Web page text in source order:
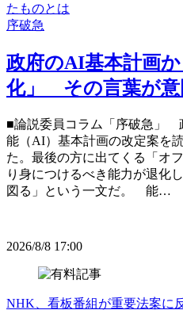
たものとは
序破急
政府のAI基本計画
化」 その言葉が意
■論説委員コラム「序破急」
能（AI）基本計画の改定案を
た。最後の方に出てくる「オ
り身につけるべき能力が退化
図る」という一文だ。 能…
2026/8/8 17:00
NHK、看板番組が重要法案